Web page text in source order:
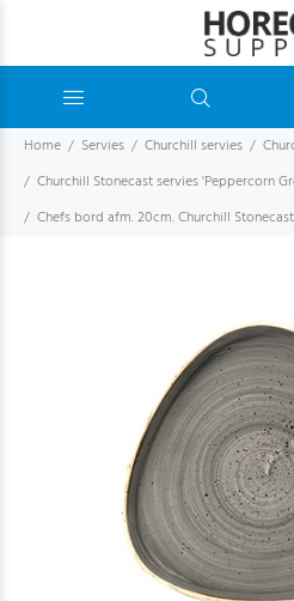
Home Servies Churchill servies
Churchill Stonecast servies 'Peppercorn
Chefs bord afm. 20cm. Churchill